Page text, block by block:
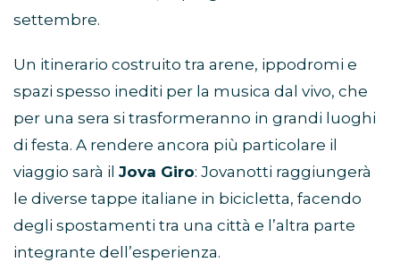
settembre.
Un itinerario costruito tra arene, ippodromi e
spazi spesso inediti per la musica dal vivo, che
per una sera si trasformeranno in grandi luoghi
di festa. A rendere ancora più particolare il
viaggio sarà il Jova Giro: Jovanotti raggiungerà
le diverse tappe italiane in bicicletta, facendo
degli spostamenti tra una città e l’altra parte
integrante dell’esperienza.